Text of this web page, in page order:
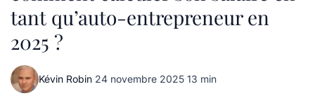
tant qu’auto-entrepreneur en
2025 ?
Kévin Robin·24 novembre 2025·13 min